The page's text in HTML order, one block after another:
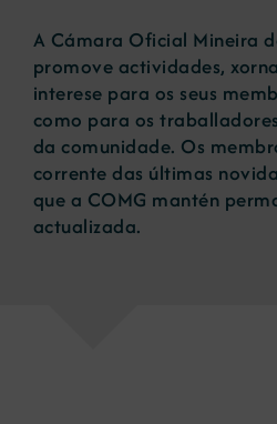
Novas
Portal de emprego
Contacto
A Cámara Oficial Mineira
promove actividades,
interese para os seus
como para os
da comunidade. Os
corrente das últimas
que a COMG mantén
actualizada.